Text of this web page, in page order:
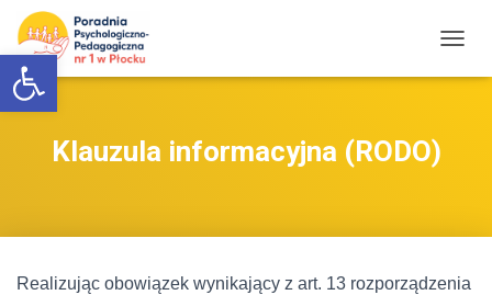
Otwórz pasek narzędzi
R
I
Klauzula informacyjna (RODO)
Realizując obowiązek wynikający z art. 13 rozporządzenia